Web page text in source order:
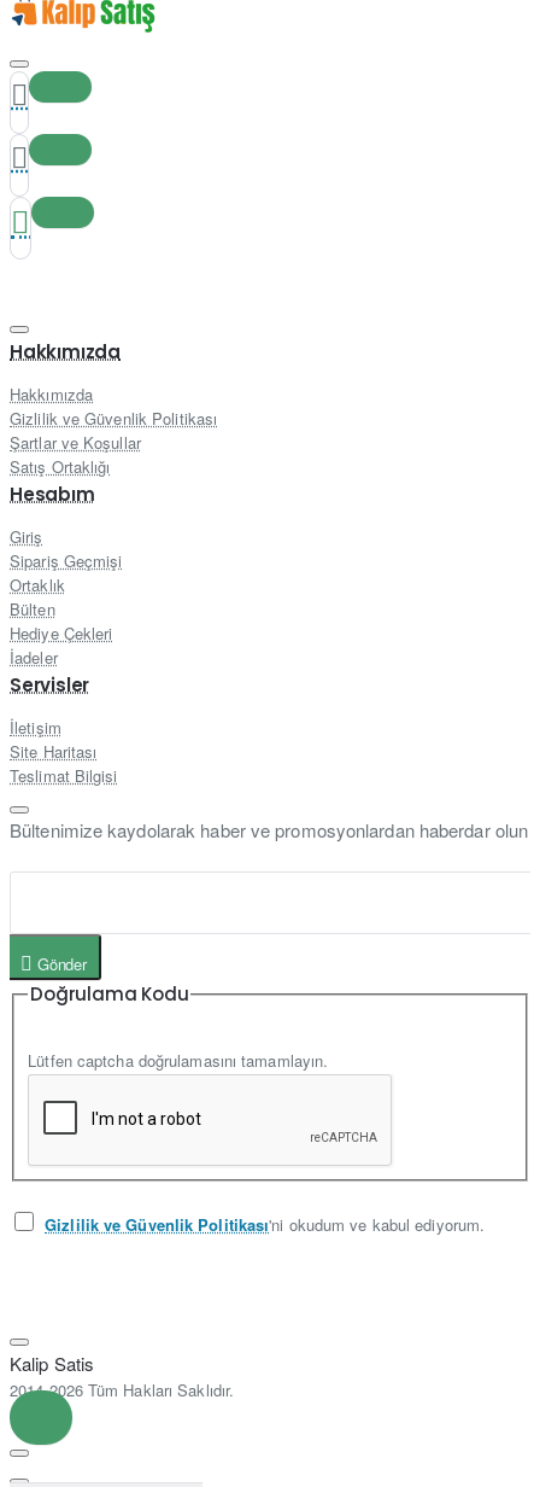
Hakkımızda
Hakkımızda
Gizlilik ve Güvenlik Politikası
Şartlar ve Koşullar
Satış Ortaklığı
Hesabım
Giriş
Sipariş Geçmişi
Ortaklık
Bülten
Hediye Çekleri
İadeler
Servisler
İletişim
Site Haritası
Teslimat Bilgisi
Bültenimize kaydolarak haber ve promosyonlardan haberdar olun
Gönder
Doğrulama Kodu
Lütfen captcha doğrulamasını tamamlayın.
Gizlilik ve Güvenlik Politikası'ni okudum ve kabul ediyorum.
Kalip Satis
2014-2026 Tüm Hakları Saklıdır.